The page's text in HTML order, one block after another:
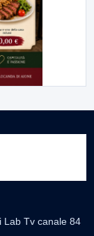
Lab Tv canale 84